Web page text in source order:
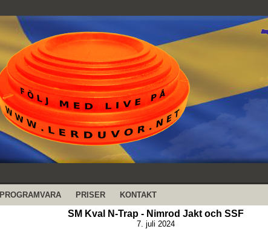
PROGRAMVARA PRISER KONTAKT
SM Kval N-Trap - Nimrod Jakt och SSF
7. juli 2024